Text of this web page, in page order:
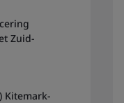
Zuid-
Kitemark-